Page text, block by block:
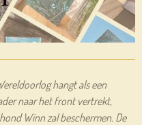
hangt als een
naar het front vertrekt,
Winn zal beschermen. De